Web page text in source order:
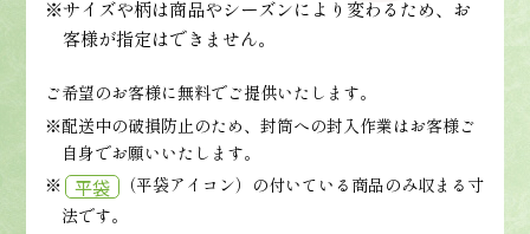
※サイズや柄は商品やシーズンにより変わるため、お
客様が指定はできません。
ご希望のお客様に無料でご提供いたします。
※配送中の破損防止のため、封筒への封入作業はお客様ご
自身でお願いいたします。
※
平袋
（平袋アイコン）の付いている商品のみ収まる寸
法です。